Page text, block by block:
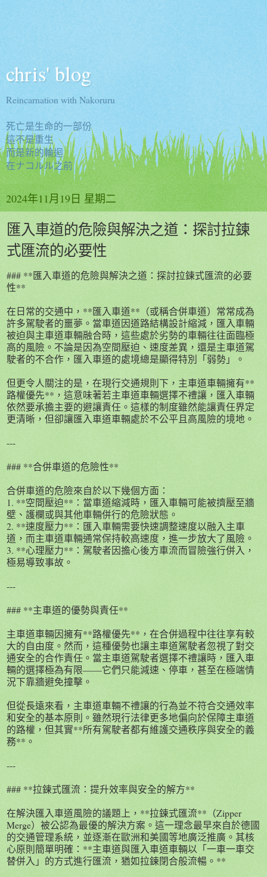
chris' blog
Reincarnation with Nakoruru
死亡是生命的一部份
這不是重生
而是新的輪迴
在ナコルル之前
2024年11月19日 星期二
匯入車道的危險與解決之道：探討拉鍊
式匯流的必要性
### **匯入車道的危險與解決之道：探討拉鍊式匯流的必要
性**
在日常的交通中，**匯入車道**（或稱合併車道）常常成為
許多駕駛者的噩夢。當車道因道路結構設計縮減，匯入車輛
被迫與主車道車輛融合時，這些處於劣勢的車輛往往面臨極
高的風險。不論是因為空間壓迫、速度差異，還是主車道駕
駛者的不合作，匯入車道的處境總是顯得特別「弱勢」。
但更令人關注的是，在現行交通規則下，主車道車輛擁有**
路權優先**，這意味著若主車道車輛選擇不禮讓，匯入車輛
依然要承擔主要的避讓責任。這樣的制度雖然能讓責任界定
更清晰，但卻讓匯入車道車輛處於不公平且高風險的境地。
---
### **合併車道的危險性**
合併車道的危險來自於以下幾個方面：
1. **空間壓迫**：當車道縮減時，匯入車輛可能被擠壓至牆
壁、護欄或與其他車輛併行的危險狀態。
2. **速度壓力**：匯入車輛需要快速調整速度以融入主車
道，而主車道車輛通常保持較高速度，進一步放大了風險。
3. **心理壓力**：駕駛者因擔心後方車流而冒險強行併入，
極易導致事故。
---
### **主車道的優勢與責任**
主車道車輛因擁有**路權優先**，在合併過程中往往享有較
大的自由度。然而，這種優勢也讓主車道駕駛者忽視了對交
通安全的合作責任。當主車道駕駛者選擇不禮讓時，匯入車
輛的選擇極為有限——它們只能減速、停車，甚至在極端情
況下靠牆避免撞擊。
但從長遠來看，主車道車輛不禮讓的行為並不符合交通效率
和安全的基本原則。雖然現行法律更多地偏向於保障主車道
的路權，但其實**所有駕駛者都有維護交通秩序與安全的義
務**。
---
### **拉鍊式匯流：提升效率與安全的解方**
在解決匯入車道風險的議題上，**拉鍊式匯流**（Zipper
Merge）被公認為最優的解決方案。這一理念最早來自於德國
的交通管理系統，並逐漸在歐洲和美國等地廣泛推廣。其核
心原則簡單明確：**主車道與匯入車道車輛以「一車一車交
替併入」的方式進行匯流，猶如拉鍊閉合般流暢。**